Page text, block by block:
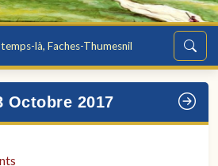
temps-là, Faches-Thumesnil
Octobre 2017